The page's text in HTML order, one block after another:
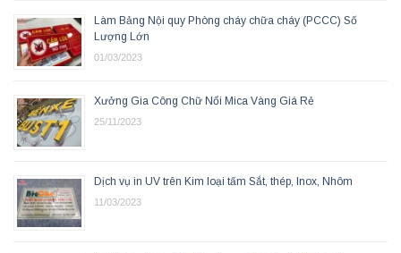
Làm Bảng Nội quy Phòng cháy chữa cháy (PCCC) Số
Lượng Lớn
01/03/2023
Xưởng Gia Công Chữ Nổi Mica Vàng Giá Rẻ
25/11/2023
Dịch vụ in UV trên Kim loại tấm Sắt, thép, Inox, Nhôm
11/03/2023